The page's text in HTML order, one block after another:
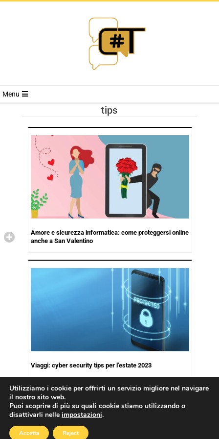
RIVISTA
TRENDS
Menu
tips
Amore e sicurezza informatica: come proteggersi online
anche a San Valentino
Viaggi: cyber security tips per l’estate 2023
Copyright © 2026
Utilizziamo i cookie per offrirti un servizio migliore nel navigare
il nostro sito web.
Puoi scoprire di più su quali cookie stiamo utilizzando o
disattivarli nelle impostazioni.
Accetta Reject